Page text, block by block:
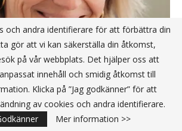
blir ny vd för svenska
True Dose
avRedaktionen 2026-05-07
och andra identifierare för att förbättra din
gör att vi kan säkerställa din åtkomst,
på vår webbplats. Det hjälper oss att
innehåll och smidig åtkomst till
Klicka på ”Jag godkänner” för att
av cookies och andra identifierare.
Mer information >>